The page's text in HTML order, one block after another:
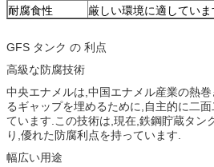
耐腐食性
厳しい環境に適していま
GFS タンク の 利点
高級な防腐技術
中央エナメルは,中国エナメル産業の熱
るギャップを埋めるために,自主的に二
ています.この技術は,現在,鉄鋼貯蔵タン
り,優れた防腐利点を持っています.
幅広い用途